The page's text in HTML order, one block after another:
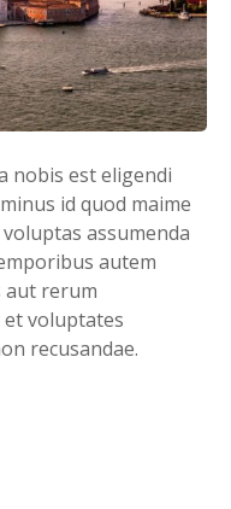
nobis est eligendi
id quod maime
assumenda
autem
aut rerum
et voluptates
recusandae.